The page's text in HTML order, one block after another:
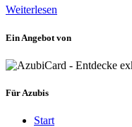
Weiterlesen
Ein Angebot von
Für Azubis
Start